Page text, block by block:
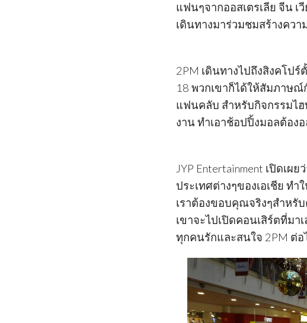
แฟนๆจากออสเตรเลีย จีน เ
เดินทางมาร่วมชมสร้างคว
2PM เดินทางไปถึงสิงคโป
18 พวกเขาก็ได้ให้สัมภาษ
แฟนคลับ สำหรับกิจกรรมไ
งาน ทำเอาช้อปปิ้งมอลต้อง
JYP Entertainment เปิดเผ
ประเทศต่างๆของเอเชีย ท
เราต้องขอบคุณจริงๆสำหรั
เขาจะไปเปิดคอนเสิร์ตที่มา
ทุกคนรักและสนใจ 2PM ต่อ